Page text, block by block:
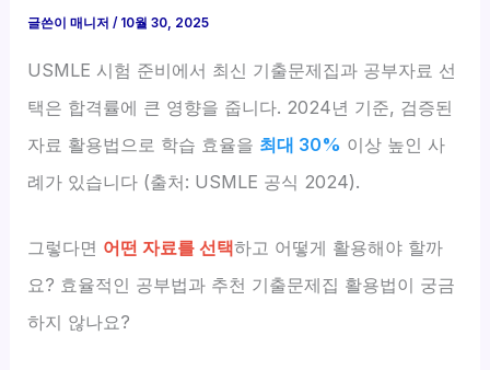
글쓴이매니저/ 10월 30, 2025
USMLE 시험 준비에서 최신 기출문제집과 공부자료 선
택은 합격률에 큰 영향을 줍니다. 2024년 기준, 검증된
자료 활용법으로 학습 효율을 최대 30% 이상 높인 사
례가 있습니다 (출처: USMLE 공식 2024).
그렇다면 어떤 자료를 선택하고 어떻게 활용해야 할까
요? 효율적인 공부법과 추천 기출문제집 활용법이 궁금
하지 않나요?